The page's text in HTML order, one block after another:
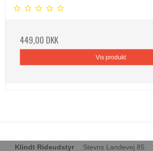
449,00 DKK
Vis produkt
Klindt Rideudstyr Stevns Landevej 85